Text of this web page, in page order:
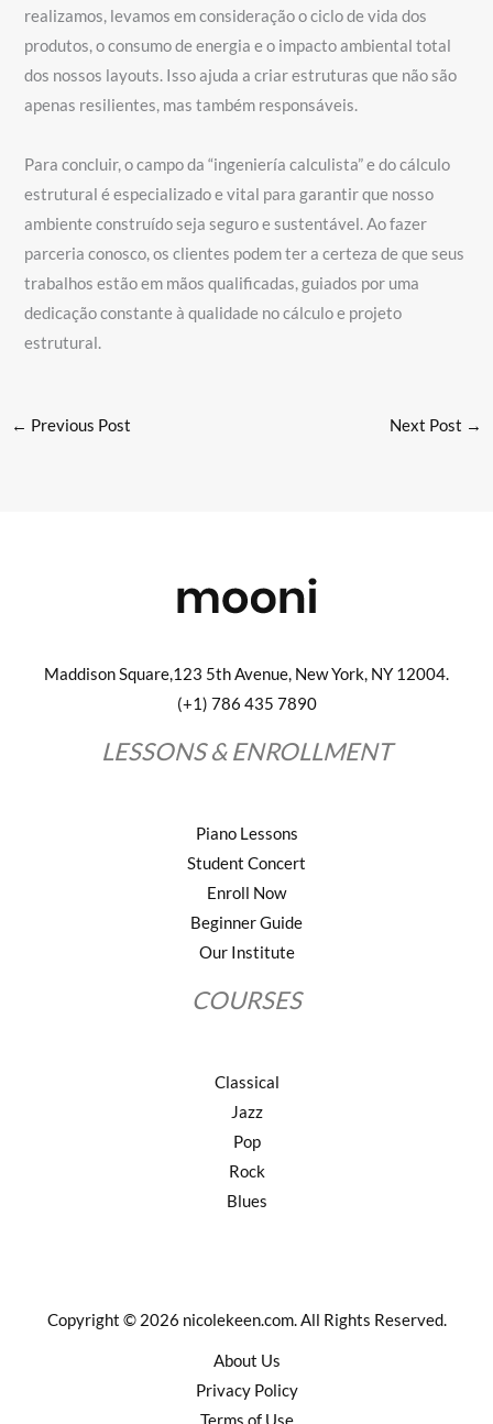
realizamos, levamos em consideração o ciclo de vida dos
produtos, o consumo de energia e o impacto ambiental total
dos nossos layouts. Isso ajuda a criar estruturas que não são
apenas resilientes, mas também responsáveis.
Para concluir, o campo da “ingeniería calculista” e do cálculo
estrutural é especializado e vital para garantir que nosso
ambiente construído seja seguro e sustentável. Ao fazer
parceria conosco, os clientes podem ter a certeza de que seus
trabalhos estão em mãos qualificadas, guiados por uma
dedicação constante à qualidade no cálculo e projeto
estrutural.
← Previous Post Next Post →
Maddison Square,123 5th Avenue, New York, NY 12004.
(+1) 786 435 7890
LESSONS & ENROLLMENT
Piano Lessons
Student Concert
Enroll Now
Beginner Guide
Our Institute
COURSES
Classical
Jazz
Pop
Rock
Blues
Copyright © 2026 nicolekeen.com. All Rights Reserved.
About Us
Privacy Policy
Terms of Use